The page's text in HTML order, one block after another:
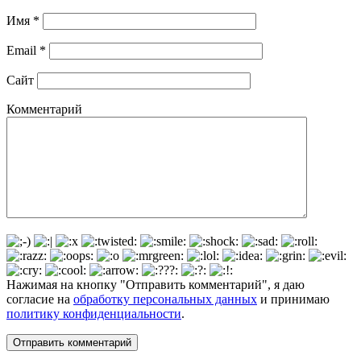
Имя *
Email *
Сайт
Комментарий
Нажимая на кнопку "Отправить комментарий", я даю
согласие на обработку персональных данных и принимаю
политику конфиденциальности.